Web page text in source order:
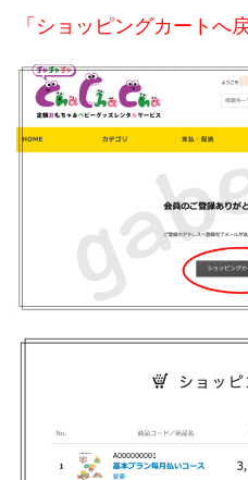
「ショッピングカートへ戻